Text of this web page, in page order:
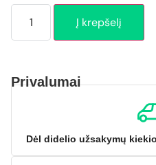
Į krepšelį
Privalumai
Dėl didelio užsakymų